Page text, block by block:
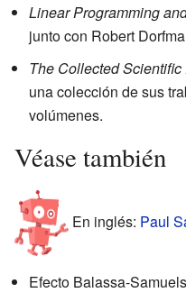
Linear Programming
junto con Robert
The Collected
una colección de sus
volúmenes.
Véase también
En inglés: Paul
Efecto Balassa-